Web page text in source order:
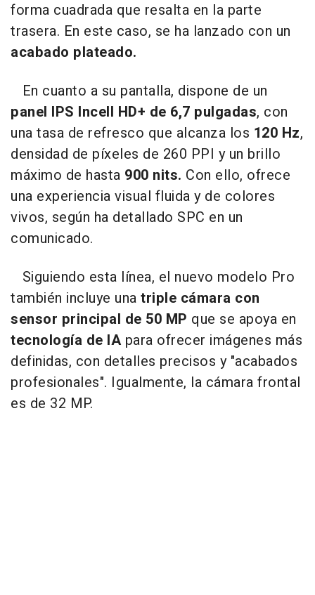
forma cuadrada que resalta en la parte
trasera. En este caso, se ha lanzado con un
acabado plateado.
En cuanto a su pantalla, dispone de un
panel IPS Incell HD+ de 6,7 pulgadas, con
una tasa de refresco que alcanza los 120 Hz,
densidad de píxeles de 260 PPI y un brillo
máximo de hasta 900 nits. Con ello, ofrece
una experiencia visual fluida y de colores
vivos, según ha detallado SPC en un
comunicado.
Siguiendo esta línea, el nuevo modelo Pro
también incluye una triple cámara con
sensor principal de 50 MP que se apoya en
tecnología de IA para ofrecer imágenes más
definidas, con detalles precisos y "acabados
profesionales". Igualmente, la cámara frontal
es de 32 MP.